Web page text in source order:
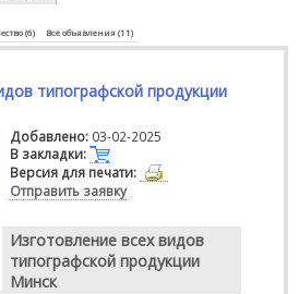
(6) Все объявления (11)
типографской продукции
Добавлено: 03-02-2025
В закладки:
Версия для печати:
Отправить заявку
Изготовление всех видов
типографской продукции
Минск